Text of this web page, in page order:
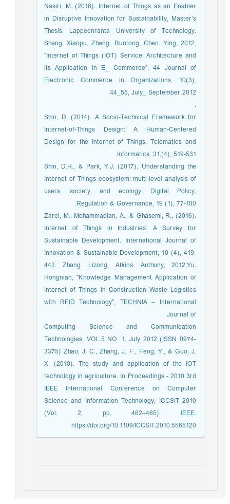
Nasiri, M. (2016). Internet of Things as an Enabler
in Disruptive Innovation for Sustainability, Master’s
Thesis, Lappeenranta University of Technology.
Shang. Xiaopu, Zhang. Runtong, Chen. Ying, 2012,
"Internet of Things (IOT) Service: Architecture and
its Application in E_ Commerce", 44 Journal of
Electronic Commerce in Organizations, 10(3),
44_55, July_ September 2012
Shin, D. (2014). A Socio-Technical Framework for
Internet-of-Things Design: A Human-Centered
Design for the Internet of Things. Telematics and
Informatics, 31,(4), 519-531.
Shin, D.H., & Park, Y.J. (2017). Understanding the
Internet of Things ecosystem: multi-level analysis of
users, society, and ecology. Digital Policy,
Regulation & Governance, 19 (1), 77-100.
Zarei, M., Mohammadian, A., & Ghasemi, R., (2016).
Internet of Things in Industries: A Survey for
Sustainable Development. International Journal of
Innovation & Sustainable Development, 10 (4), 419-
442. Zhang. Lizong, Atkins. Anthony, 2012,Yu.
Hongnian, "Knowledge Management Application of
Internet of Things in Construction Waste Logistics
with RFID Technology", TECHNIA – International
Journal of
Computing Science and Communication
Technologies, VOL.5 NO. 1, July 2012 (ISSN 0974-
3375) Zhao, J. C., Zhang, J. F., Feng, Y., & Guo, J.
X. (2010). The study and application of the IOT
technology in agriculture. In Proceedings - 2010 3rd
IEEE International Conference on Computer
Science and Information Technology, ICCSIT 2010
(Vol. 2, pp. 462–465). IEEE.
https://doi.org/10.1109/ICCSIT.2010.5565120